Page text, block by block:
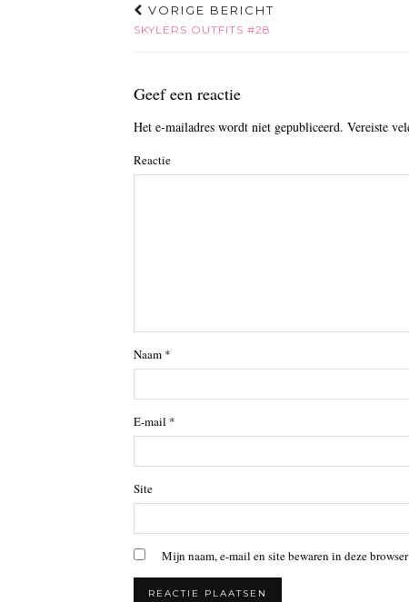
VORIGE BERICHT
SKYLERS OUTFITS #28
Geef een reactie
Het e-mailadres wordt niet gepubliceerd. Vereiste
Reactie
Naam *
E-mail *
Site
Mijn naam, e-mail en site bewaren in deze